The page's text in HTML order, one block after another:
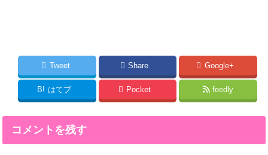
Tweet Share Google+
B! はてブ Pocket feedly
コメントを残す